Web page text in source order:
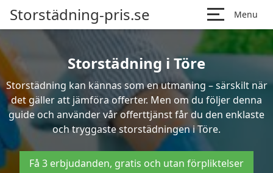
Storstädning-pris.se Menu
Storstädning i Töre
Storstädning kan kännas som en utmaning – särskilt när
det gäller att jämföra offerter. Men om du följer denna
guide och använder vår offerttjänst får du den enklaste
och tryggaste storstädningen i Töre.
Få 3 erbjudanden, gratis och utan förpliktelser